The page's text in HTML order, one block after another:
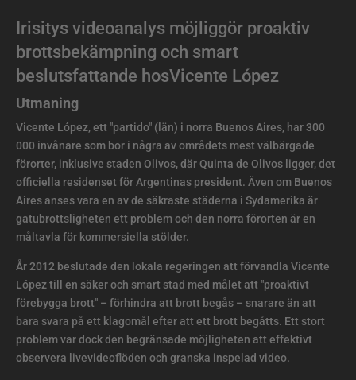
Irisitys videoanalys möjliggör proaktiv
brottsbekämpning och smart
beslutsfattande hosVicente López
Utmaning
Vicente López, ett "partido" (län) i norra Buenos Aires, har 300
000 invånare som bor i några av områdets mest välbärgade
förorter, inklusive staden Olivos, där Quinta de Olivos ligger, det
officiella residenset för Argentinas president. Även om Buenos
Aires anses vara en av de säkraste städerna i Sydamerika är
gatubrottsligheten ett problem och den norra förorten är en
måltavla för kommersiella stölder.
År 2012 beslutade den lokala regeringen att förvandla Vicente
López till en säker och smart stad med målet att "proaktivt
förebygga brott" – förhindra att brott begås – snarare än att
bara svara på ett klagomål efter att ett brott begåtts. Ett stort
problem var dock den begränsade möjligheten att effektivt
observera livevideoflöden och granska inspelad video.